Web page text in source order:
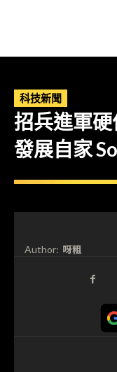
科技新聞
招兵進軍
發展自家
Author: 呀粗